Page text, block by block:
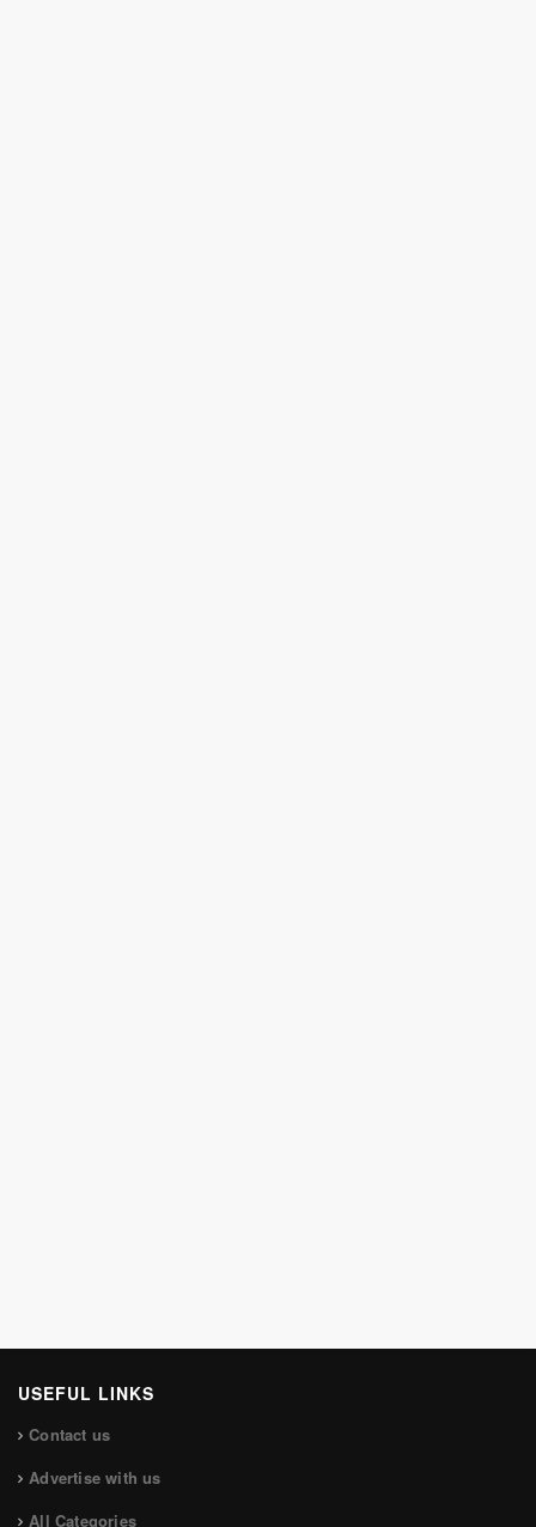
USEFUL LINKS
Contact us
Advertise with us
All Categories